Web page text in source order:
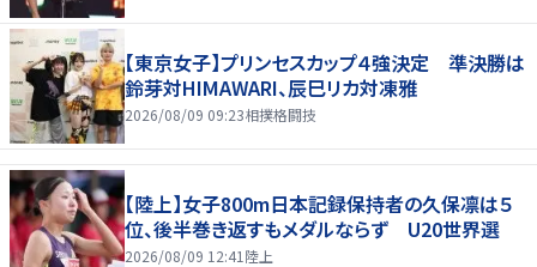
【東京女子】プリンセスカップ４強決定 準決勝は
鈴芽対HIMAWARI、辰巳リカ対凍雅
2026/08/09 09:23相撲格闘技
【陸上】女子800m日本記録保持者の久保凛は５
位、後半巻き返すもメダルならず U20世界選
2026/08/09 12:41 陸上